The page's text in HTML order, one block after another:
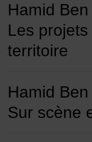
Hamid
Les
territoire
Hamid
Sur scène